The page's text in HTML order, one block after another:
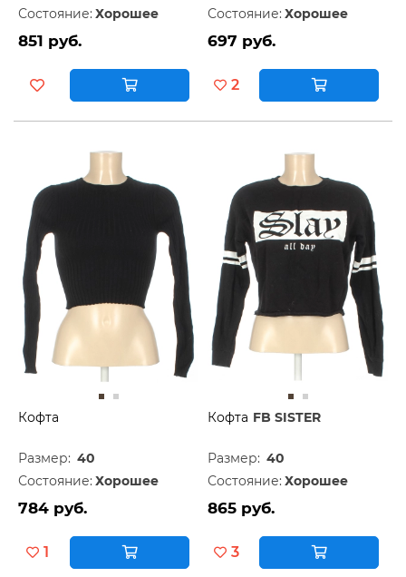
Состояние: Хорошее
851 руб.
Состояние: Хорошее
697 руб.
2
Кофта
Размер: 40
Состояние: Хорошее
784 руб.
1
Кофта FB SISTER
Размер: 40
Состояние: Хорошее
865 руб.
3